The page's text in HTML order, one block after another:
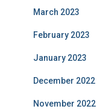
March 2023
February 2023
January 2023
December 2022
November 2022